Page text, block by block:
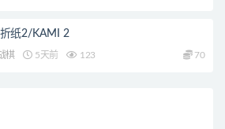
纸2/KAMI 2
棋 5天前 123 70